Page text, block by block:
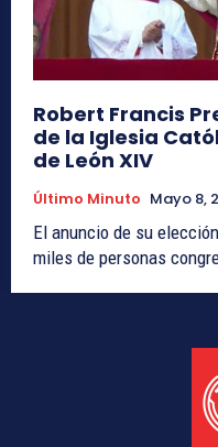
Robert Francis
de la Iglesia
de León XIV
Último Minuto Mayo 8,
El anuncio de su
miles de personas